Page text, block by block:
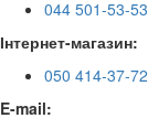
044 501-53-53
Інтернет-магазин:
050 414-37-72
E-mail: